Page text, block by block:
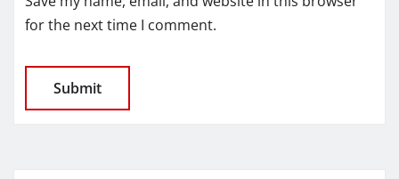
for the next time I comment.